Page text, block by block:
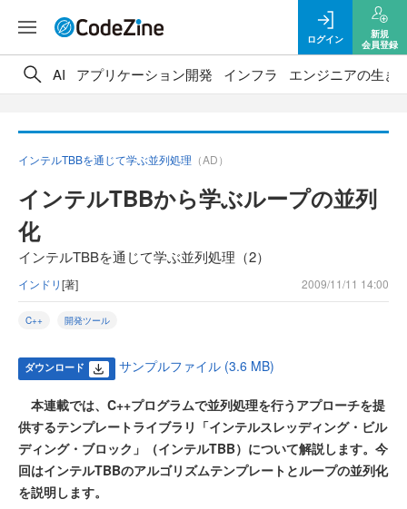
ログイン
新規
会員登録
AI アプリケーション開発 インフラ エンジニアの生き
インテルTBBを通じて学ぶ並列処理 （AD）
インテルTBBから学ぶループの並列
化
インテルTBBを通じて学ぶ並列処理（2）
インドリ[著] 2009/11/11 14:00
C++ 開発ツール
ダウンロード サンプルファイル (3.6 MB)
本連載では、C++プログラムで並列処理を行うアプローチを提
供するテンプレートライブラリ「インテルスレッディング・ビル
ディング・ブロック」（インテルTBB）について解説します。今
回はインテルTBBのアルゴリズムテンプレートとループの並列化
を説明します。